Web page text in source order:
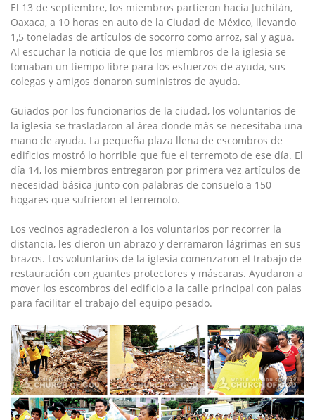
El 13 de septiembre, los miembros partieron hacia Juchitán,
Oaxaca, a 10 horas en auto de la Ciudad de México, llevando
1,5 toneladas de artículos de socorro como arroz, sal y agua.
Al escuchar la noticia de que los miembros de la iglesia se
tomaban un tiempo libre para los esfuerzos de ayuda, sus
colegas y amigos donaron suministros de ayuda.
Guiados por los funcionarios de la ciudad, los voluntarios de
la iglesia se trasladaron al área donde más se necesitaba una
mano de ayuda. La pequeña plaza llena de escombros de
edificios mostró lo horrible que fue el terremoto de ese día. El
día 14, los miembros entregaron por primera vez artículos de
necesidad básica junto con palabras de consuelo a 150
hogares que sufrieron el terremoto.
Los vecinos agradecieron a los voluntarios por recorrer la
distancia, les dieron un abrazo y derramaron lágrimas en sus
brazos. Los voluntarios de la iglesia comenzaron el trabajo de
restauración con guantes protectores y máscaras. Ayudaron a
mover los escombros del edificio a la calle principal con palas
para facilitar el trabajo del equipo pesado.